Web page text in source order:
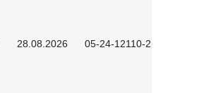
28.08.2026 05-24-12110-2601